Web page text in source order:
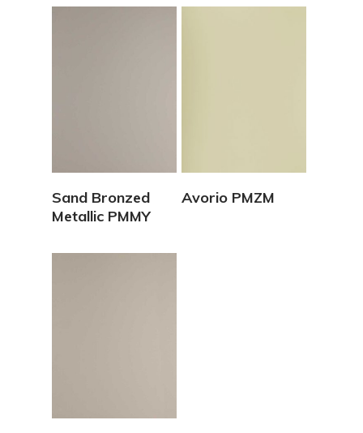
Sand Bronzed
Metallic PMMY
Avorio PMZM